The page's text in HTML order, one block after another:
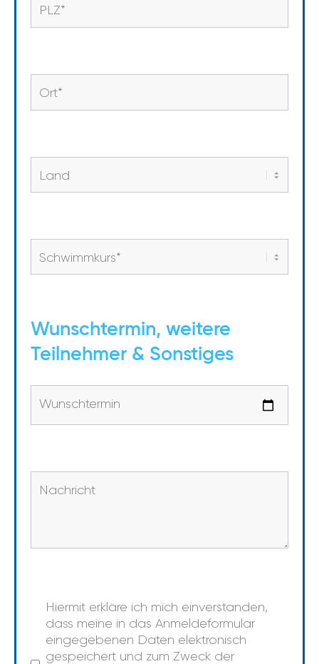
PLZ*
Ort*
Land
Schwimmkurs*
Wunschtermin, weitere
Teilnehmer & Sonstiges
Wunschtermin
Nachricht
Hiermit erkläre ich mich einverstanden,
dass meine in das Anmeldeformular
eingegebenen Daten elektronisch
gespeichert und zum Zweck der